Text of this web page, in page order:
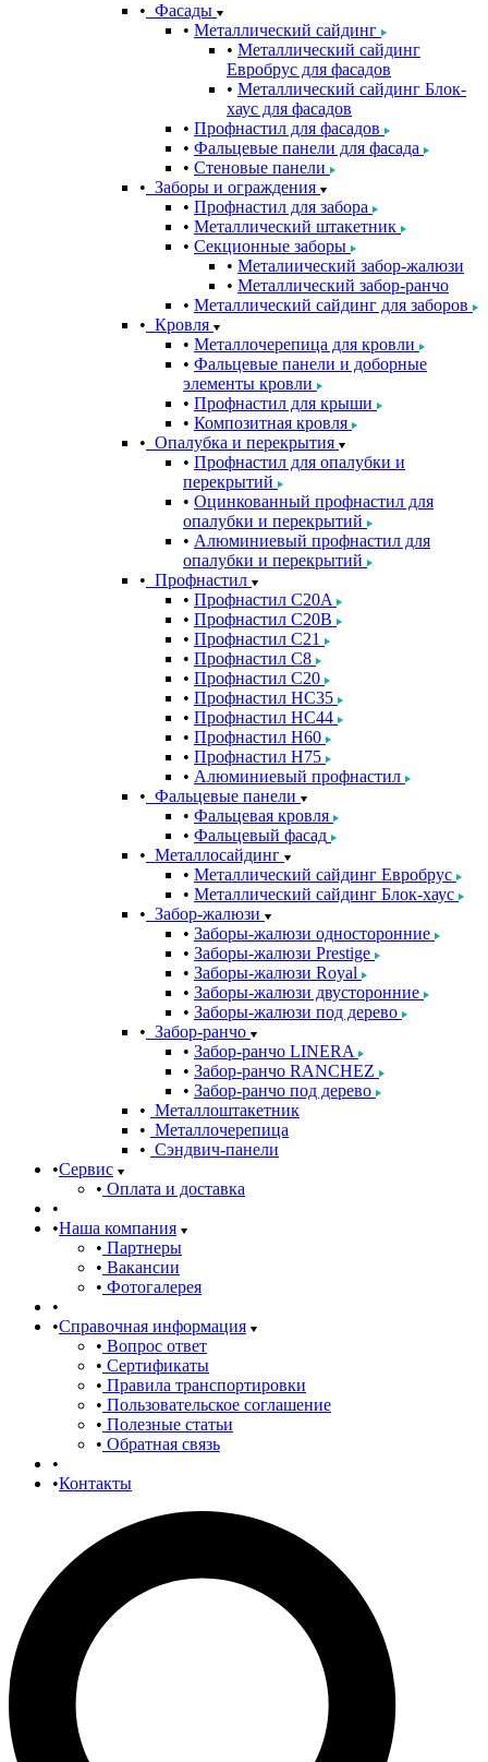
Фасады
Металлический сайдинг
Металлический сайдинг
Евробрус для фасадов
Металлический сайдинг Блок-
хаус для фасадов
Профнастил для фасадов
Фальцевые панели для фасада
Стеновые панели
Заборы и ограждения
Профнастил для забора
Металлический штакетник
Секционные заборы
Металиический забор-жалюзи
Металлический забор-ранчо
Металлический сайдинг для заборов
Кровля
Металлочерепица для кровли
Фальцевые панели и доборные
элементы кровли
Профнастил для крыши
Композитная кровля
Опалубка и перекрытия
Профнастил для опалубки и
перекрытий
Оцинкованный профнастил для
опалубки и перекрытий
Алюминиевый профнастил для
опалубки и перекрытий
Профнастил
Профнастил С20A
Профнастил С20B
Профнастил С21
Профнастил С8
Профнастил С20
Профнастил НС35
Профнастил НС44
Профнастил Н60
Профнастил Н75
Алюминиевый профнастил
Фальцевые панели
Фальцевая кровля
Фальцевый фасад
Металлосайдинг
Металлический сайдинг Евробрус
Металлический сайдинг Блок-хаус
Забор-жалюзи
Заборы-жалюзи односторонние
Заборы-жалюзи Prestige
Заборы-жалюзи Royal
Заборы-жалюзи двусторонние
Заборы-жалюзи под дерево
Забор-ранчо
Забор-ранчо LINERA
Забор-ранчо RANCHEZ
Забор-ранчо под дерево
Металлоштакетник
Металлочерепица
Сэндвич-панели
Сервис
Оплата и доставка
Наша компания
Партнеры
Вакансии
Фотогалерея
Справочная информация
Вопрос ответ
Сертификаты
Правила транспортировки
Пользовательское соглашение
Полезные статьи
Обратная связь
Контакты